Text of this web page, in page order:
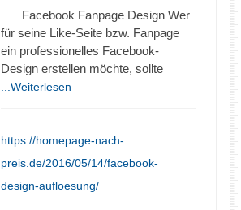
Facebook Fanpage Design Wer
für seine Like-Seite bzw. Fanpage
ein professionelles Facebook-
Design erstellen möchte, sollte
...Weiterlesen
https://homepage-nach-
preis.de/2016/05/14/facebook-
design-aufloesung/